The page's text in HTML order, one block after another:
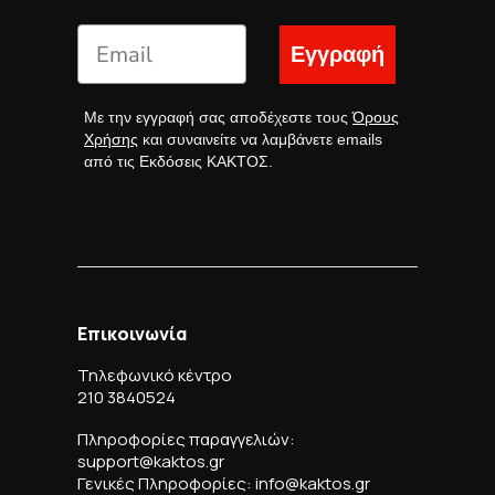
Εγγραφή
Με την εγγραφή σας αποδέχεστε τουςΌρους
Χρήσης και συναινείτε να λαμβάνετε emails
από τις Εκδόσεις ΚΑΚΤΟΣ.
Επικοινωνία
Τηλεφωνικό κέντρο
210 3840524
Πληροφορίες παραγγελιών:
support@kaktos.gr
Γενικές Πληροφορίες: info@kaktos.gr